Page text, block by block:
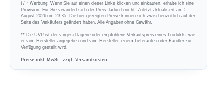
ℹ︎ / * Werbung: Wenn Sie auf einen dieser Links klicken und einkaufen, erhalte ich eine
Provision. Für Sie verändert sich der Preis dadurch nicht. Zuletzt aktualisiert am 5.
August 2026 um 23:35. Die hier gezeigten Preise können sich zwischenzeitlich auf der
Seite des Verkäufers geändert haben. Alle Angaben ohne Gewähr.
** Die UVP ist der vorgeschlagene oder empfohlene Verkaufspreis eines Produkts, wie
er vom Hersteller angegeben und vom Hersteller, einem Lieferanten oder Händler zur
Verfügung gestellt wird.
Preise inkl. MwSt., zzgl. Versandkosten